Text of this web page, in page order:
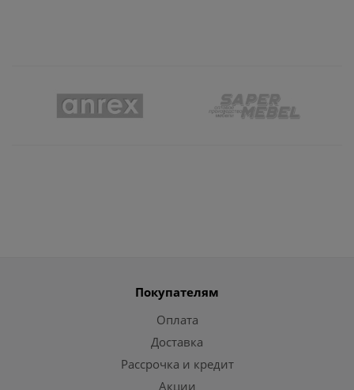
Покупателям
Оплата
Доставка
Рассрочка и кредит
Акции